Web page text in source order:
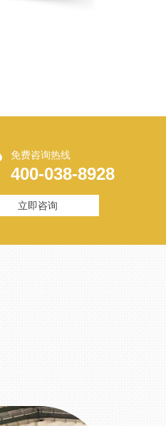
免费咨询热线
400-038-8928
立即咨询